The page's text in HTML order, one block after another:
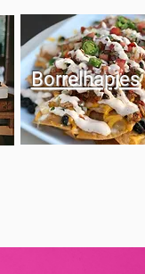
Borrelhapjes